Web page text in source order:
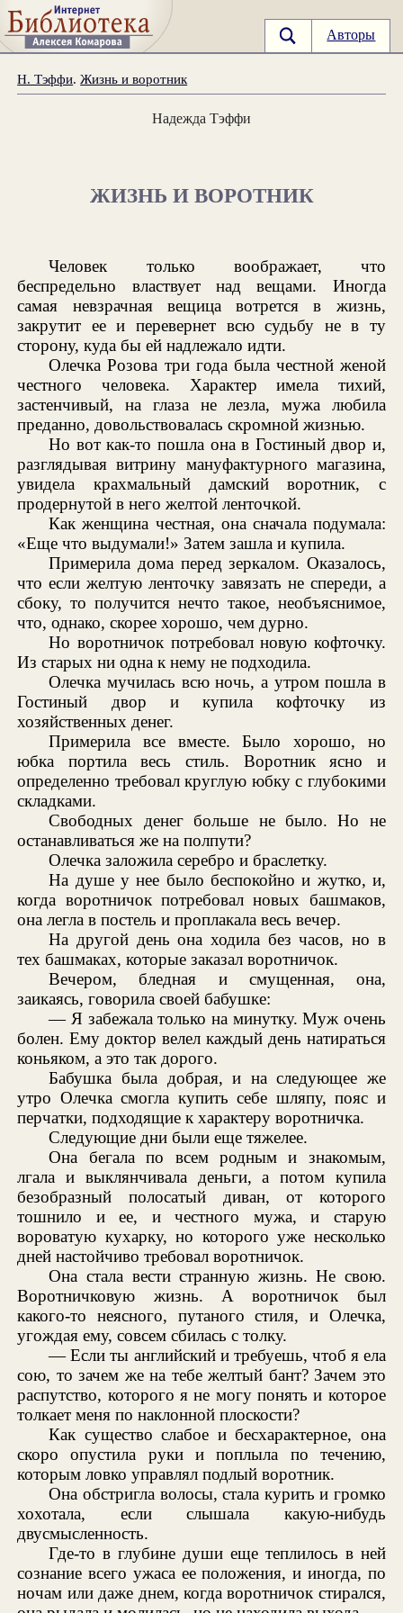
Авторы
Н. Тэффи.Жизнь и воротник
Надежда Тэффи
ЖИЗНЬ И ВОРОТНИК
Человек только воображает, что
беспредельно властвует над вещами. Иногда
самая невзрачная вещица вотрется в жизнь,
закрутит ее и перевернет всю судьбу не в ту
сторону, куда бы ей надлежало идти.
Олечка Розова три года была честной женой
честного человека. Характер имела тихий,
застенчивый, на глаза не лезла, мужа любила
преданно, довольствовалась скромной жизнью.
Но вот как-то пошла она в Гостиный двор и,
разглядывая витрину мануфактурного магазина,
увидела крахмальный дамский воротник, с
продернутой в него желтой ленточкой.
Как женщина честная, она сначала подумала:
«Еще что выдумали!» Затем зашла и купила.
Примерила дома перед зеркалом. Оказалось,
что если желтую ленточку завязать не спереди, а
сбоку, то получится нечто такое, необъяснимое,
что, однако, скорее хорошо, чем дурно.
Но воротничок потребовал новую кофточку.
Из старых ни одна к нему не подходила.
Олечка мучилась всю ночь, а утром пошла в
Гостиный двор и купила кофточку из
хозяйственных денег.
Примерила все вместе. Было хорошо, но
юбка портила весь стиль. Воротник ясно и
определенно требовал круглую юбку с глубокими
складками.
Свободных денег больше не было. Но не
останавливаться же на полпути?
Олечка заложила серебро и браслетку.
На душе у нее было беспокойно и жутко, и,
когда воротничок потребовал новых башмаков,
она легла в постель и проплакала весь вечер.
На другой день она ходила без часов, но в
тех башмаках, которые заказал воротничок.
Вечером, бледная и смущенная, она,
заикаясь, говорила своей бабушке:
— Я забежала только на минутку. Муж очень
болен. Ему доктор велел каждый день натираться
коньяком, а это так дорого.
Бабушка была добрая, и на следующее же
утро Олечка смогла купить себе шляпу, пояс и
перчатки, подходящие к характеру воротничка.
Следующие дни были еще тяжелее.
Она бегала по всем родным и знакомым,
лгала и выклянчивала деньги, а потом купила
безобразный полосатый диван, от которого
тошнило и ее, и честного мужа, и старую
вороватую кухарку, но которого уже несколько
дней настойчиво требовал воротничок.
Она стала вести странную жизнь. Не свою.
Воротничковую жизнь. А воротничок был
какого-то неясного, путаного стиля, и Олечка,
угождая ему, совсем сбилась с толку.
— Если ты английский и требуешь, чтоб я ела
сою, то зачем же на тебе желтый бант? Зачем это
распутство, которого я не могу понять и которое
толкает меня по наклонной плоскости?
Как существо слабое и бесхарактерное, она
скоро опустила руки и поплыла по течению,
которым ловко управлял подлый воротник.
Она обстригла волосы, стала курить и громко
хохотала, если слышала какую-нибудь
двусмысленность.
Где-то в глубине души еще теплилось в ней
сознание всего ужаса ее положения, и иногда, по
ночам или даже днем, когда воротничок стирался,